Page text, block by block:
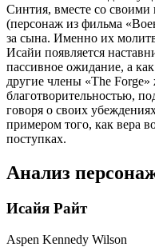
Синтия, вместе со
(персонаж из фильма
за сына. Именно их
Исайи появляется
пассивное ожидание, а
другие члены «The Forge»
благотворительностью,
говоря о своих
примером того, как вера
поступках.
Анализ
Исайя Райт
Aspen Kennedy Wilson